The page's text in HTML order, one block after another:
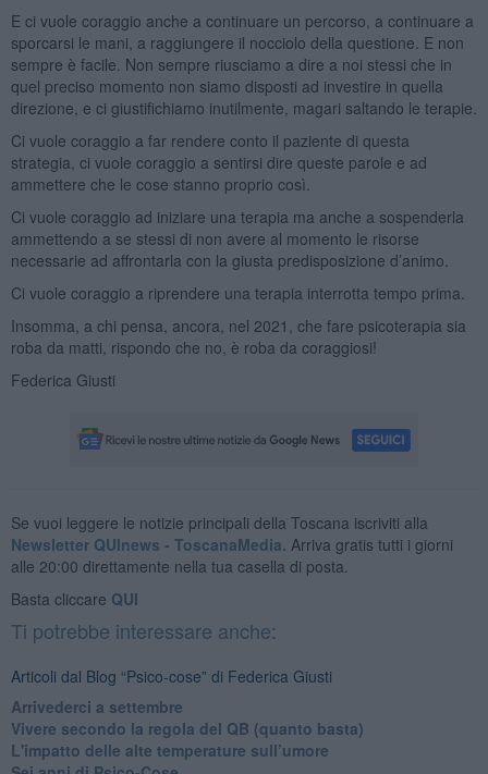
E ci vuole coraggio anche a continuare un percorso, a continuare a
sporcarsi le mani, a raggiungere il nocciolo della questione. E non
sempre è facile. Non sempre riusciamo a dire a noi stessi che in
quel preciso momento non siamo disposti ad investire in quella
direzione, e ci giustifichiamo inutilmente, magari saltando le terapie.
Ci vuole coraggio a far rendere conto il paziente di questa
strategia, ci vuole coraggio a sentirsi dire queste parole e ad
ammettere che le cose stanno proprio così.
Ci vuole coraggio ad iniziare una terapia ma anche a sospenderla
ammettendo a se stessi di non avere al momento le risorse
necessarie ad affrontarla con la giusta predisposizione d’animo.
Ci vuole coraggio a riprendere una terapia interrotta tempo prima.
Insomma, a chi pensa, ancora, nel 2021, che fare psicoterapia sia
roba da matti, rispondo che no, è roba da coraggiosi!
Federica Giusti
Se vuoi leggere le notizie principali della Toscana iscriviti alla
Newsletter QUInews - ToscanaMedia. Arriva gratis tutti i giorni
alle 20:00 direttamente nella tua casella di posta.
Basta cliccare QUI
Ti potrebbe interessare anche:
Articoli dal Blog “Psico-cose” di Federica Giusti
​Arrivederci a settembre
​Vivere secondo la regola del QB (quanto basta)
​L'impatto delle alte temperature sull’umore